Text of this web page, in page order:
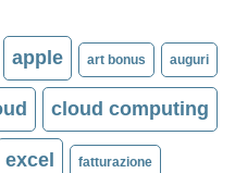
apple art bonus auguri
cloud computing
excel fatturazione